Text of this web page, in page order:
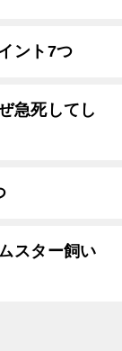
ント7つ
急死してし
スター飼い